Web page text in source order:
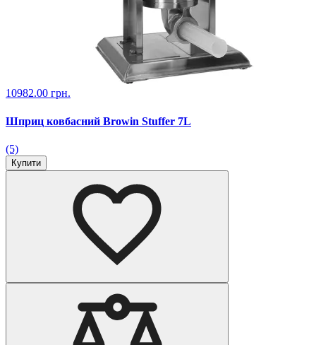
10982.00 грн.
Шприц ковбасний Browin Stuffer 7L
(5)
Купити